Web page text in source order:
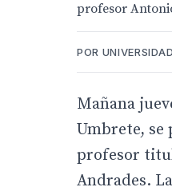
profesor
POR
Mañana
Umbrete, se
profesor
Andrades.